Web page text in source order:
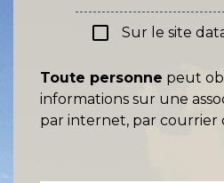
check_box_outline_blank Sur le site
Toute personne peut
informations sur une
par internet, par courrier